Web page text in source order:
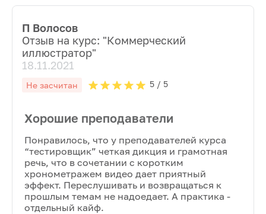
П Волосов
Отзыв на курс: "Коммерческий
иллюстратор"
18.11.2021
Не засчитан 5/ 5
Хорошие преподаватели
Понравилось, что у преподавателей курса
“тестировщик” четкая дикция и грамотная
речь, что в сочетании с коротким
хронометражем видео дает приятный
эффект. Переслушивать и возвращаться к
прошлым темам не надоедает. А практика -
отдельный кайф.